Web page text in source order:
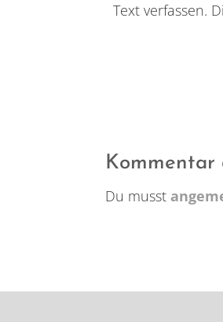
Text verfassen.
Kommentar
Du musst